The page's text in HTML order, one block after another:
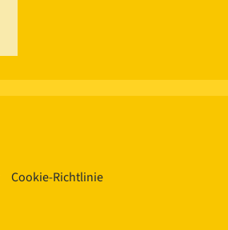
Cookie-Richtlinie